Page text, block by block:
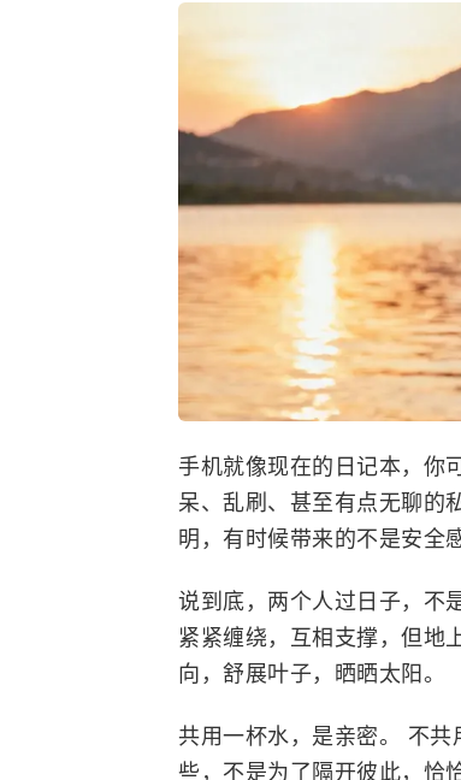
手机就像现在的日记本，你
呆、乱刷、甚至有点无聊的
明，有时候带来的不是安全
说到底，两个人过日子，不
紧紧缠绕，互相支撑，但地
向，舒展叶子，晒晒太阳。
共用一杯水，是亲密。 不
些，不是为了隔开彼此，